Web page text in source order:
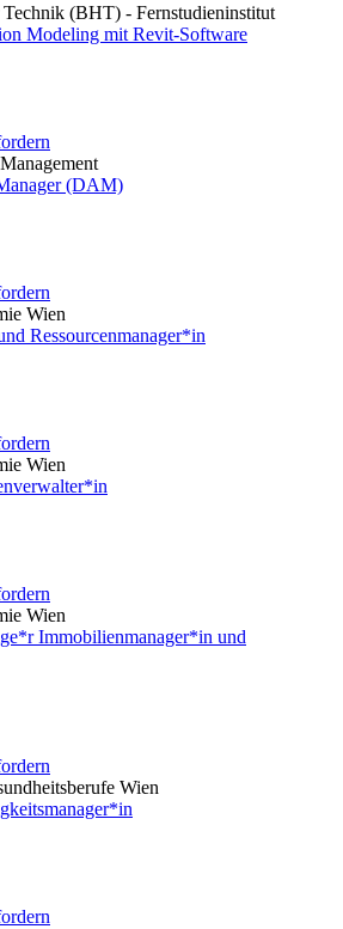
(BHT) - Fernstudieninstitut
Modeling mit Revit-Software
(DAM)
Wien
Ressourcenmanager*in
Wien
Wien
Immobilienmanager*in und
Wien